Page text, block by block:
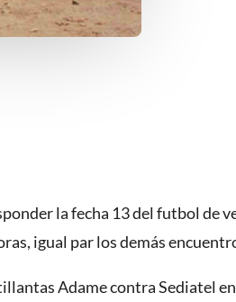
la fecha 13 del futbol de
igual par los demás
Adame contra Sediatel